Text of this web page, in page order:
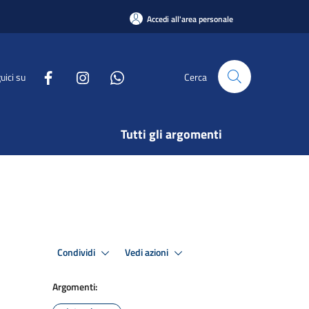
Accedi all'area personale
su Cerca
Tutti gli argomenti
Condividi Vedi azioni
Argomenti: